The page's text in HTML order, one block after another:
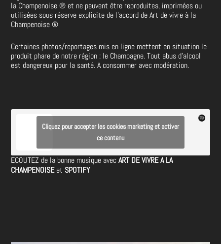
la Champenoise® et ne peuvent être reproduites, imprimées ou
utilisées sous réserve explicite de l’accord de Art de vivre à la
Champenoise®
Certaines photos/reportages mis en ligne mettent en situation le
produit phare de notre région : le Champagne. Tout abus d’alcool
est dangereux pour la santé. A consommer avec modération.
Cliquez pour accepter les cookies marketing et activer
ce contenu
ECOUTEZ de la bonne musique avecART DE VIVRE A LA
CHAMPENOISEet SPOTIFY